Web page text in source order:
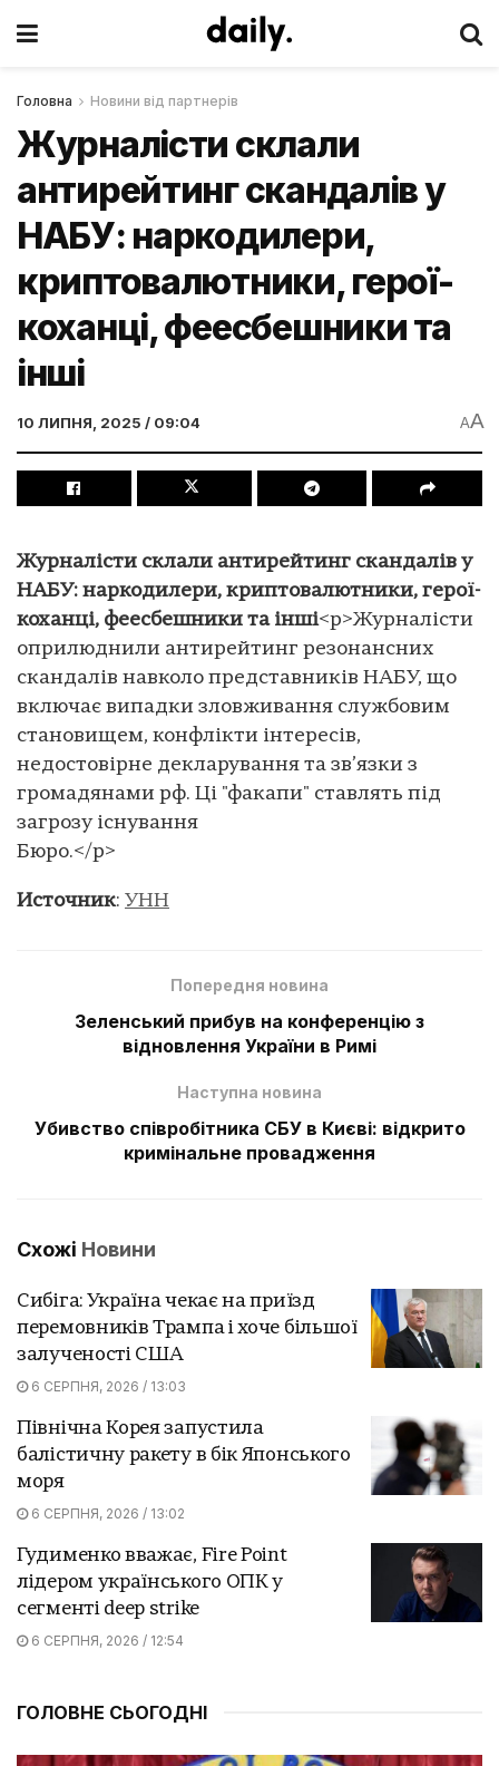
Головна Новини від партнерів
Журналісти склали
антирейтинг скандалів у
НАБУ: наркодилери,
криптовалютники, герої-
коханці, феесбешники та
інші
10 ЛИПНЯ, 2025 / 09:04 AA
Журналісти склали антирейтинг скандалів у
НАБУ: наркодилери, криптовалютники, герої-
коханці, феесбешники та інші<p>Журналісти
оприлюднили антирейтинг резонансних
скандалів навколо представників НАБУ, що
включає випадки зловживання службовим
становищем, конфлікти інтересів,
недостовірне декларування та зв’язки з
громадянами рф. Ці "факапи" ставлять під
загрозу існування
Бюро.</p>
Источник: УНН
Попередня новина
Зеленський прибув на конференцію з
відновлення України в Римі
Наступна новина
Убивство співробітника СБУ в Києві: відкрито
кримінальне провадження
Схожі Новини
Сибіга: Україна чекає на приїзд
перемовників Трампа і хоче більшої
залученості США
6 СЕРПНЯ, 2026 / 13:03
Північна Корея запустила
балістичну ракету в бік Японського
моря
6 СЕРПНЯ, 2026 / 13:02
Гудименко вважає, Fire Point
лідером українського ОПК у
сегменті deep strike
6 СЕРПНЯ, 2026 / 12:54
ГОЛОВНЕ СЬОГОДНІ